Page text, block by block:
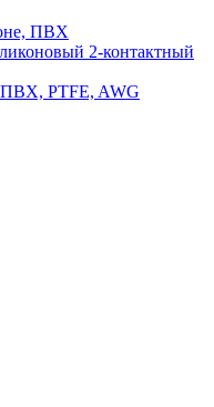
ПВХ
2-контактный
PTFE, AWG